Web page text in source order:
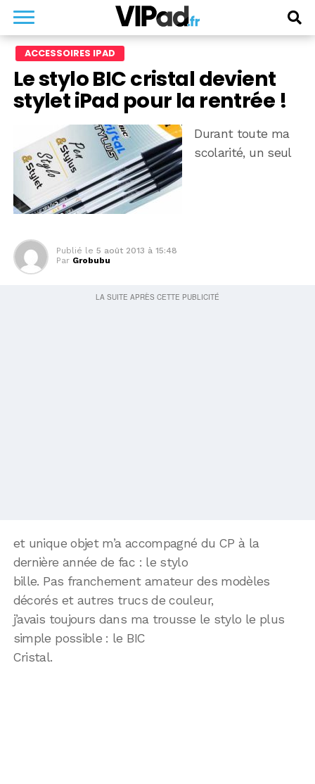
ACCESSOIRES IPAD
Le stylo BIC cristal devient
stylet iPad pour la rentrée !
Durant toute ma
scolarité, un seul
Publié le 5 août 2013 à 15:48
Par Grobubu
et unique objet m’a accompagné du CP à la
dernière année de fac : le stylo
bille. Pas franchement amateur des modèles
décorés et autres trucs de couleur,
j’avais toujours dans ma trousse le stylo le plus
simple possible : le BIC
Cristal.